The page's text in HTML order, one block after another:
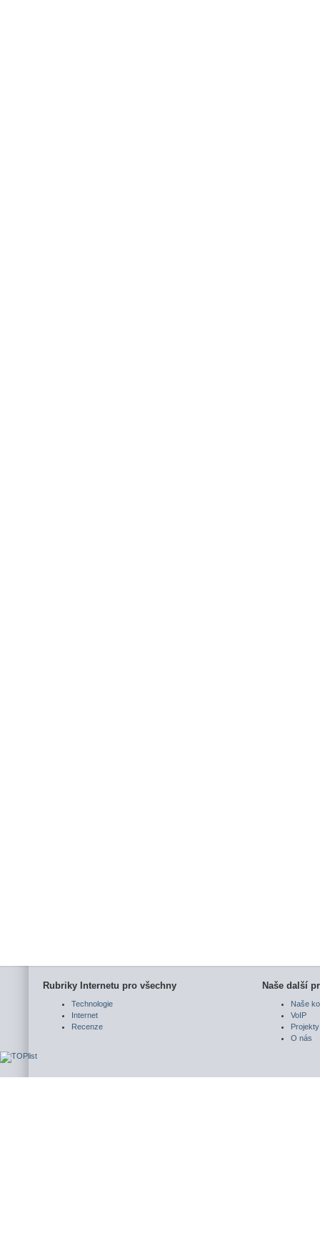
Rubriky Internetu pro všechny
Technologie
Internet
Recenze
Naše další
Naše
VoIP
Projekty
O nás